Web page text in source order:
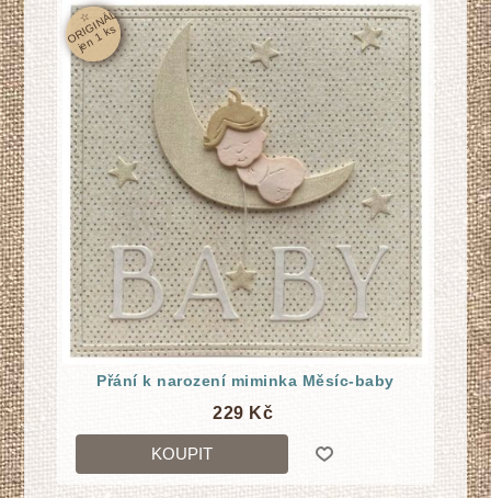
☆
O
RI
GI
N
Á
L
j
e
n
1
k
s
Přání k narození miminka Měsíc-baby
229 Kč
KOUPIT